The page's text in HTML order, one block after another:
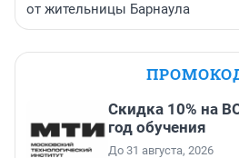
от жительницы Барнаула
Скидка 10% на
год обучения
До 31 августа, 2026